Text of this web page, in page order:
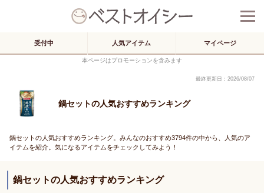
受付中 人気アイテム マイページ
本ページはプロモーションを含みます
最終更新日：2026/08/07
鍋セットの人気おすすめランキング
鍋セットの人気おすすめランキング。みんなのおすすめ3794件の中から、人気のア
イテムを紹介。気になるアイテムをチェックしてみよう！
鍋セットの人気おすすめランキング